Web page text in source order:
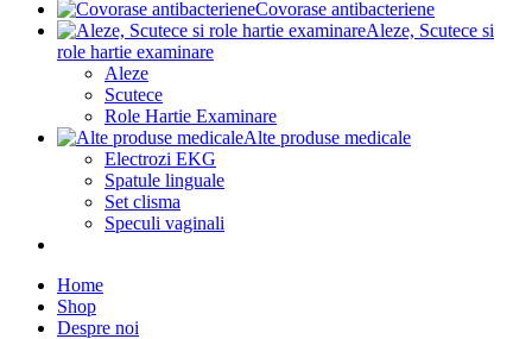
Covorase antibacteriene
Aleze, Scutece si
role hartie examinare
Aleze
Scutece
Role Hartie Examinare
Alte produse medicale
Electrozi EKG
Spatule linguale
Set clisma
Speculi vaginali
Home
Shop
Despre noi